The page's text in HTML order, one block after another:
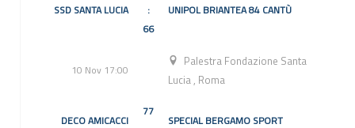
SSD SANTA LUCIA
:
66
UNIPOL BRIANTEA 84 CANTÙ
10 Nov 17:00
Palestra Fondazione Santa
Lucia, Roma
DECO AMICACCI
77
SPECIAL BERGAMO SPORT